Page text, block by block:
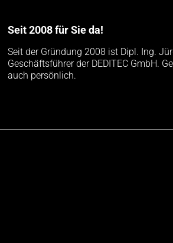
Seit 2008 für Sie da!
Seit der Gründung 2008 ist Dipl. Ing.
Geschäftsführer der DEDITEC GmbH.
auch persönlich.